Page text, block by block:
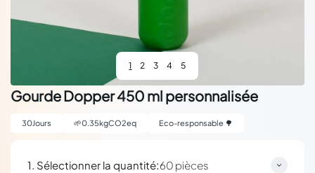
1 2 3 4 5
Gourde Dopper 450 ml personnalisée
30Jours 🌱0.35kgCO2eq Eco-responsable 🌳
1. Sélectionner la quantité:60 pièces